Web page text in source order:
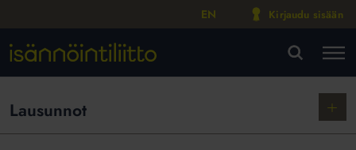
EN Kirjaudu sisään
Lausunnot
Näytä